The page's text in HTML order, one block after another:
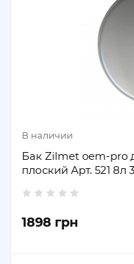
В наличии
Бак Zilmet oem-pro
плоский Арт. 521
1898 грн